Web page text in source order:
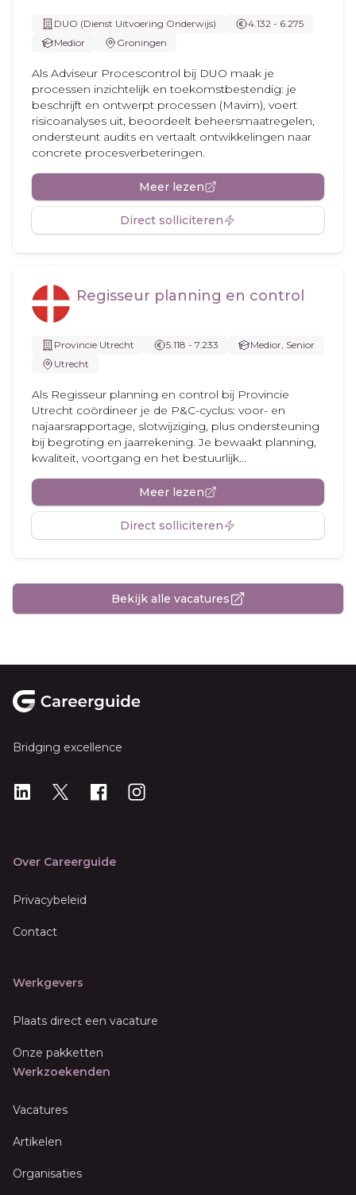
DUO (Dienst Uitvoering Onderwijs)
4.132 - 6.275
Medior
Groningen
Als Adviseur Procescontrol bij DUO maak je
processen inzichtelijk en toekomstbestendig: je
beschrijft en ontwerpt processen (Mavim), voert
risicoanalyses uit, beoordeelt beheersmaatregelen,
ondersteunt audits en vertaalt ontwikkelingen naar
concrete procesverbeteringen.
Meer lezen
Direct solliciteren
Regisseur planning en control
Provincie Utrecht 5.118 - 7.233
Medior, Senior
Utrecht
Als Regisseur planning en control bij Provincie
Utrecht coördineer je de P&C-cyclus: voor- en
najaarsrapportage, slotwijziging, plus ondersteuning
bij begroting en jaarrekening. Je bewaakt planning,
kwaliteit, voortgang en het bestuurlijk...
Meer lezen
Direct solliciteren
Bekijk alle vacatures
Bridging excellence
LinkedIn
X Instagram
Over Careerguide
Privacybeleid
Contact
Werkgevers
Plaats direct een vacature
Onze pakketten
Werkzoekenden
Vacatures
Artikelen
Organisaties